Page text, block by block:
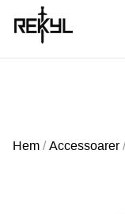
FULLT TRYCK I
Hem/Accessoarer/